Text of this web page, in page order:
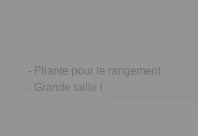
- Pliante pour le rangement
- Grande taille !